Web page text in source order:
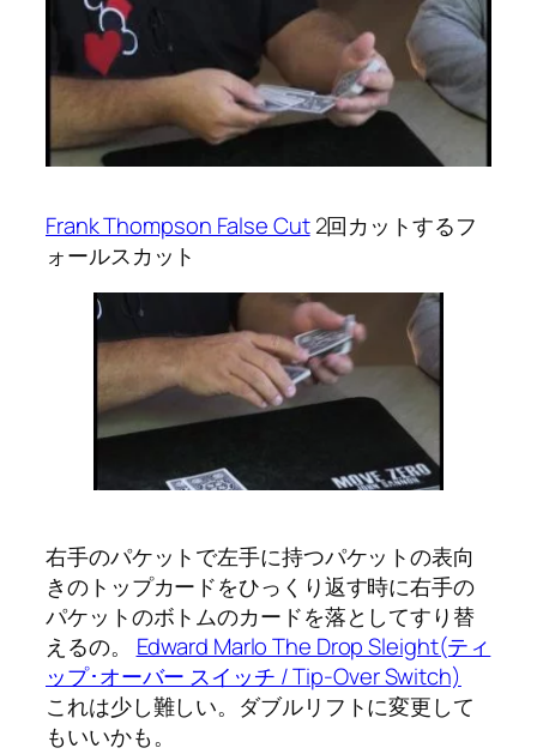
Frank Thompson False Cut2回カットするフ
ォールスカット
右手のパケットで左手に持つパケットの表向
きのトップカードをひっくり返す時に右手の
パケットのボトムのカードを落としてすり替
えるの。 Edward Marlo The Drop Sleight(ティ
ップ･オーバー スイッチ / Tip-Over Switch)
これは少し難しい。ダブルリフトに変更して
もいいかも。